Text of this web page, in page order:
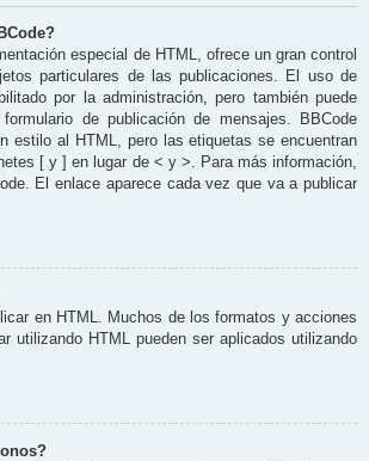
especial de HTML, ofrece un gran control
particulares de las publicaciones. El uso de
por la administración, pero también puede
de publicación de mensajes. BBCode
estilo al HTML, pero las etiquetas se encuentran
[ y ] en lugar de < y >. Para más información,
El enlace aparece cada vez que va a publicar
en HTML. Muchos de los formatos y acciones
utilizando HTML pueden ser aplicados utilizando